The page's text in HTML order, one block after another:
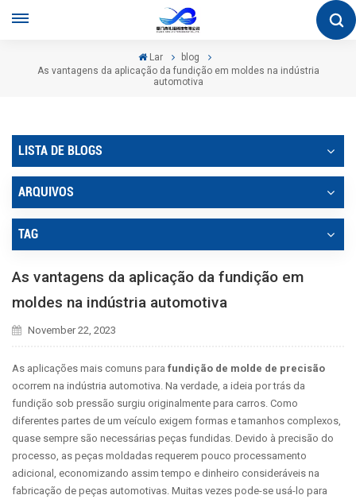
Lar
blog
As vantagens da aplicação da fundição em moldes na indústria
automotiva
LISTA DE BLOGS
ARQUIVOS
TAG
As vantagens da aplicação da fundição em
moldes na indústria automotiva
November 22, 2023
As aplicações mais comuns para fundição de molde de precisão
ocorrem na indústria automotiva. Na verdade, a ideia por trás da
fundição sob pressão surgiu originalmente para carros. Como
diferentes partes de um veículo exigem formas e tamanhos complexos,
quase sempre são necessárias peças fundidas. Devido à precisão do
processo, as peças moldadas requerem pouco processamento
adicional, economizando assim tempo e dinheiro consideráveis na
fabricação de peças automotivas. Muitas vezes pode-se usá-lo para